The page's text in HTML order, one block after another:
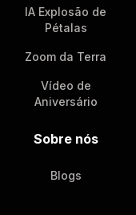
IA Explosão de
Pétalas
Zoom da Terra
Vídeo de
Aniversário
Sobre nós
Blogs